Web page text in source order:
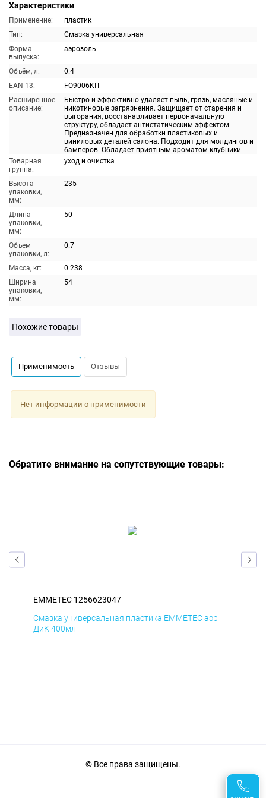
Характеристики
Применение:
пластик
Тип:
Смазка универсальная
Форма
выпуска:
аэрозоль
Объём, л:
0.4
EAN-13:
FO9006KIT
Расширенное
описание:
Быстро и эффективно удаляет пыль, грязь, масляные и
никотиновые загрязнения. Защищает от старения и
выгорания, восстанавливает первоначальную
структуру, обладает антистатическим эффектом.
Предназначен для обработки пластиковых и
виниловых деталей салона. Подходит для молдингов и
бамперов. Обладает приятным ароматом клубники.
Товарная
группа:
уход и очистка
Высота
упаковки,
мм:
235
Длина
упаковки,
мм:
50
Объем
упаковки, л:
0.7
Масса, кг:
0.238
Ширина
упаковки,
мм:
54
Похожие товары
Применимость Отзывы
Нет информации о применимости
Обратите внимание на сопутствующие товары:
EMMETEC 1256623047
Смазка универсальная пластика EMMETEC аэр
ДиК 400мл
© Все права защищены.